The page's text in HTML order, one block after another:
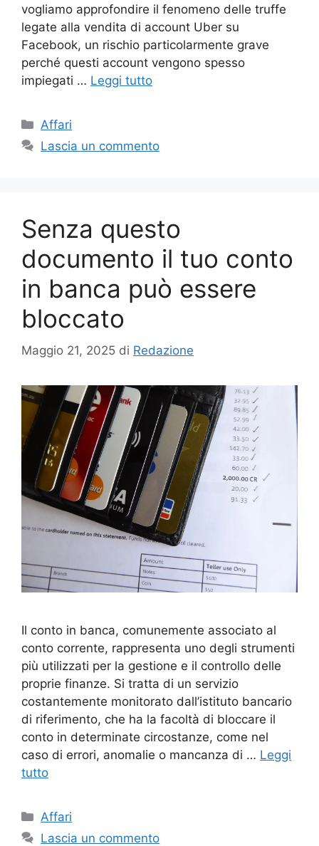
vogliamo approfondire il fenomeno delle truffe
legate alla vendita di account Uber su
Facebook, un rischio particolarmente grave
perché questi account vengono spesso
impiegati … Leggi tutto
Categorie
Affari
Lascia un commento
Senza questo
documento il tuo conto
in banca può essere
bloccato
Maggio 21, 2025 di Redazione
Il conto in banca, comunemente associato al
conto corrente, rappresenta uno degli strumenti
più utilizzati per la gestione e il controllo delle
proprie finanze. Si tratta di un servizio
costantemente monitorato dall’istituto bancario
di riferimento, che ha la facoltà di bloccare il
conto in determinate circostanze, come nel
caso di errori, anomalie o mancanza di … Leggi
tutto
Categorie
Affari
Lascia un commento